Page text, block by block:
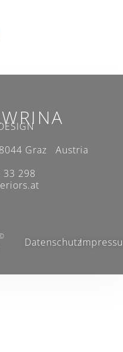
Graz Austria
33 298
Datenschutz